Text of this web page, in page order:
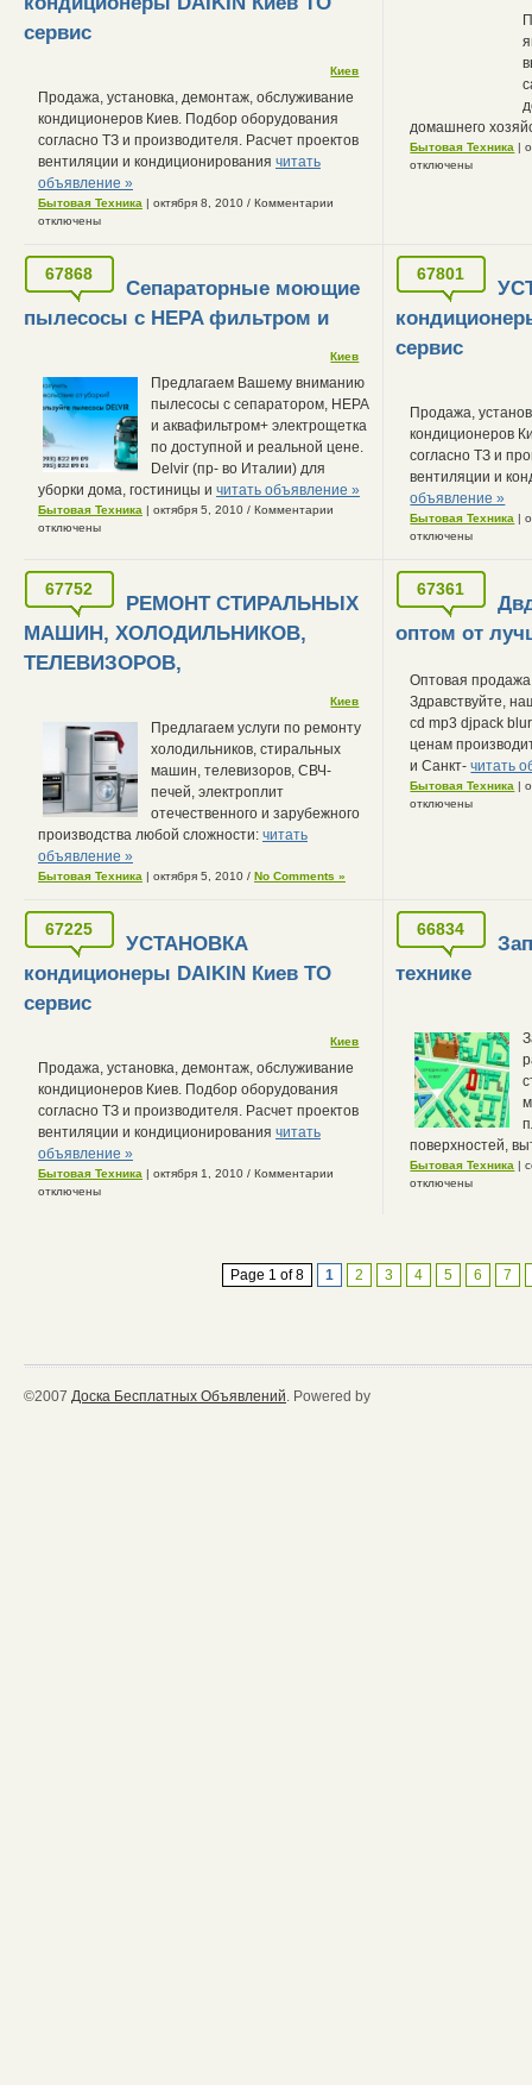
сервис
Киев
Продажа, установка, демонтаж, обслуживание
кондиционеров Киев. Подбор оборудования
согласно ТЗ и производителя. Расчет проектов
вентиляции и кондиционирования читать
объявление »
Бытовая Техника | октября 8, 2010 / Комментарии
отключены
домашнего
Бытовая Техника |
отключены
67868
Сепараторные моющие
пылесосы с HEPA фильтром и
Киев
Предлагаем Вашему вниманию
пылесосы с сепаратором, HEPA
и аквафильтром+ электрощетка
по доступной и реальной цене.
Delvir (пр- во Италии) для
уборки дома, гостиницы и читать объявление »
Бытовая Техника | октября 5, 2010 / Комментарии
отключены
67801
сервис
Продажа,
кондиционеров
согласно ТЗ и
вентиляции и
объявление »
Бытовая Техника |
отключены
67752
РЕМОНТ СТИРАЛЬНЫХ
МАШИН, ХОЛОДИЛЬНИКОВ,
ТЕЛЕВИЗОРОВ,
Киев
Предлагаем услуги по ремонту
холодильников, стиральных
машин, телевизоров, СВЧ-
печей, электроплит
отечественного и зарубежного
производства любой сложности: читать
объявление »
Бытовая Техника | октября 5, 2010 / No Comments »
67361
оптом от
Оптовая продажа
Здравствуйте,
cd mp3 djpack
ценам
и Санкт-читать
Бытовая Техника |
отключены
67225
УСТАНОВКА
кондиционеры DAIKIN Киев ТО
сервис
Киев
Продажа, установка, демонтаж, обслуживание
кондиционеров Киев. Подбор оборудования
согласно ТЗ и производителя. Расчет проектов
вентиляции и кондиционирования читать
объявление »
Бытовая Техника | октября 1, 2010 / Комментарии
отключены
66834
технике
поверхностей,
Бытовая Техника |
отключены
Page 1 of 8 1 2 3 4 5 6 7
©2007 Доска Бесплатных Объявлений . Powered by